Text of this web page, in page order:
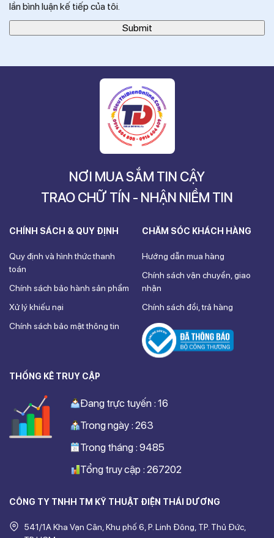
lần bình luận kế tiếp của tôi.
NƠI MUA SẮM TIN CẬY
TRAO CHỮ TÍN - NHẬN NIỀM TIN
CÔNG TY TNHH TM KỸ THUẬT ĐIỆN THÁI DƯƠNG
541/1A Kha Vạn Cân, Khu phố 6, P. Linh Đông, TP. Thủ Đức,
CHÍNH SÁCH & QUY ĐỊNH
Quy định và hình thức thanh
toán
Chính sách bảo hành sản phẩm
Xử lý khiếu nại
Chính sách bảo mật thông tin
CHĂM SÓC KHÁCH HÀNG
Hướng dẫn mua hàng
Chính sách vận chuyển, giao
nhận
Chính sách đổi, trả hàng
THỐNG KÊ TRUY CẬP
Trong ngày : 263
Trong tháng : 9485
Tổng truy cập : 267202
Đang trực tuyến : 16